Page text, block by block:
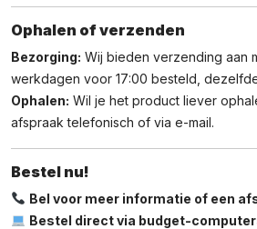
Ophalen of verzenden
Bezorging: Wij bieden verzending aan
werkdagen voor 17:00 besteld,
Ophalen: Wil je het product liever
afspraak telefonisch of via e-mail.
Bestel nu!
Bel voor meer informatie of een
Bestel direct via budget-